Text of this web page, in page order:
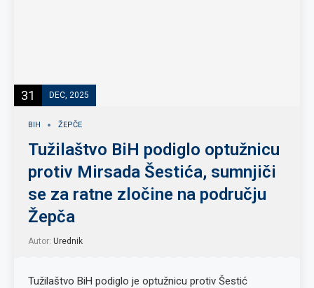
31 DEC, 2025
BIH ŽEPČE
Tužilaštvo BiH podiglo optužnicu
protiv Mirsada Šestića, sumnjiči
se za ratne zločine na području
Žepča
Autor: Urednik
Tužilaštvo BiH podiglo je optužnicu protiv Šestić